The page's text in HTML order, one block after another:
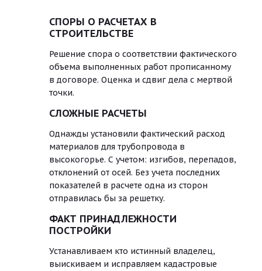
СПОРЫ О РАСЧЕТАХ В
СТРОИТЕЛЬСТВЕ
Решение спора о соответствии фактического
объема выполненных работ прописанному
в договоре. Оценка и сдвиг дела с мертвой
точки.
СЛОЖНЫЕ РАСЧЕТЫ
Однажды установили фактический расход
материалов для трубопровода в
высокогорье. С учетом: изгибов, перепадов,
отклонений от осей. Без учета последних
показателей в расчете одна из сторон
отправилась бы за решетку.
ФАКТ ПРИНАДЛЕЖНОСТИ
ПОСТРОЙКИ
Устанавливаем кто истинный владелец,
выискиваем и исправляем кадастровые